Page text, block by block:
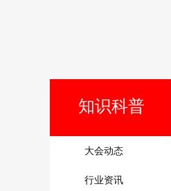
知识科普
大会动态
行业资讯